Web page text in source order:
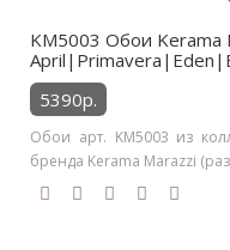
KM5003 Обои Kerama
5390р.
Обои арт. KM5003 из
бренда Kerama Marazzi